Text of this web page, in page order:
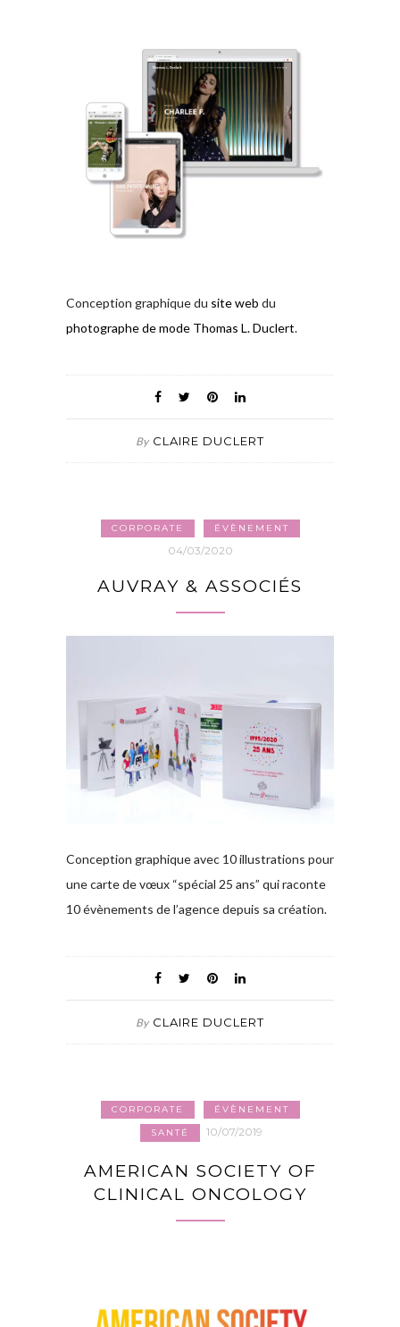
Conception graphique du site web du
photographe de mode Thomas L. Duclert.
By CLAIRE DUCLERT
CORPORATE ÉVÈNEMENT
04/03/2020
AUVRAY & ASSOCIÉS
Conception graphique avec 10 illustrations pour
une carte de vœux “spécial 25 ans” qui raconte
10 évènements de l’agence depuis sa création.
By CLAIRE DUCLERT
CORPORATE
ÉVÈNEMENT
SANTÉ
10/07/2019
AMERICAN SOCIETY OF
CLINICAL ONCOLOGY